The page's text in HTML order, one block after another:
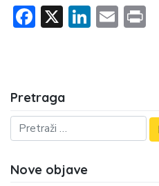
Facebook
X LinkedIn
Email
Pretraga
Nove objave